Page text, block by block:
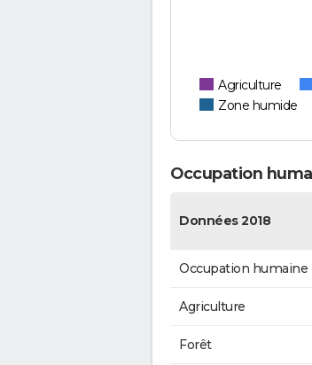
Agriculture
Zone humide
Occupation
Données 2018
Occupation humaine
Agriculture
Forêt